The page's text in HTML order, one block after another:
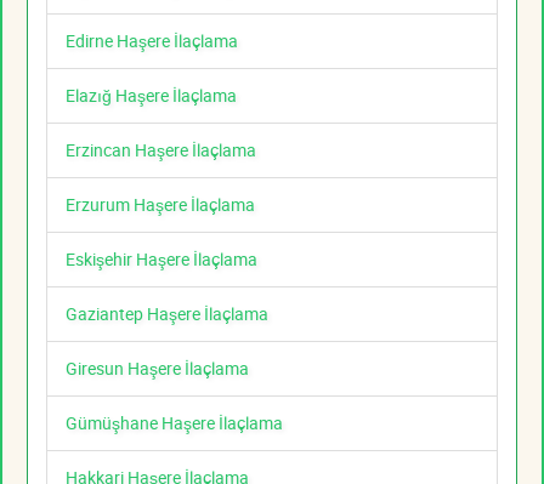
Edirne Haşere İlaçlama
Elazığ Haşere İlaçlama
Erzincan Haşere İlaçlama
Erzurum Haşere İlaçlama
Eskişehir Haşere İlaçlama
Gaziantep Haşere İlaçlama
Giresun Haşere İlaçlama
Gümüşhane Haşere İlaçlama
Hakkari Haşere İlaçlama